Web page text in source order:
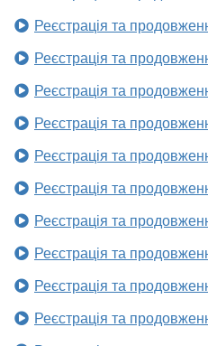
Реєстрація та
Реєстрація та
Реєстрація та
Реєстрація та
Реєстрація та
Реєстрація та
Реєстрація та
Реєстрація та
Реєстрація та
Реєстрація та